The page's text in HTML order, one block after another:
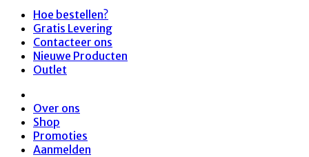
Hoe bestellen?
Gratis Levering
Contacteer ons
Nieuwe Producten
Outlet
Over ons
Shop
Promoties
Aanmelden